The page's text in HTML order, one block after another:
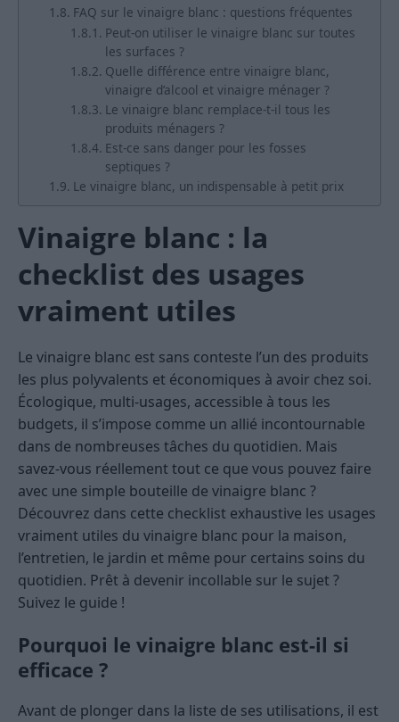
FAQ sur le vinaigre blanc : questions fréquentes
Peut-on utiliser le vinaigre blanc sur toutes
les surfaces ?
Quelle différence entre vinaigre blanc,
vinaigre d’alcool et vinaigre ménager ?
Le vinaigre blanc remplace-t-il tous les
produits ménagers ?
Est-ce sans danger pour les fosses
septiques ?
Le vinaigre blanc, un indispensable à petit prix
Vinaigre blanc : la
checklist des usages
vraiment utiles
Le vinaigre blanc est sans conteste l’un des produits
les plus polyvalents et économiques à avoir chez soi.
Écologique, multi-usages, accessible à tous les
budgets, il s’impose comme un allié incontournable
dans de nombreuses tâches du quotidien. Mais
savez-vous réellement tout ce que vous pouvez faire
avec une simple bouteille de vinaigre blanc ?
Découvrez dans cette checklist exhaustive les usages
vraiment utiles du vinaigre blanc pour la maison,
l’entretien, le jardin et même pour certains soins du
quotidien. Prêt à devenir incollable sur le sujet ?
Suivez le guide !
Pourquoi le vinaigre blanc est-il si
efficace ?
Avant de plonger dans la liste de ses utilisations, il est